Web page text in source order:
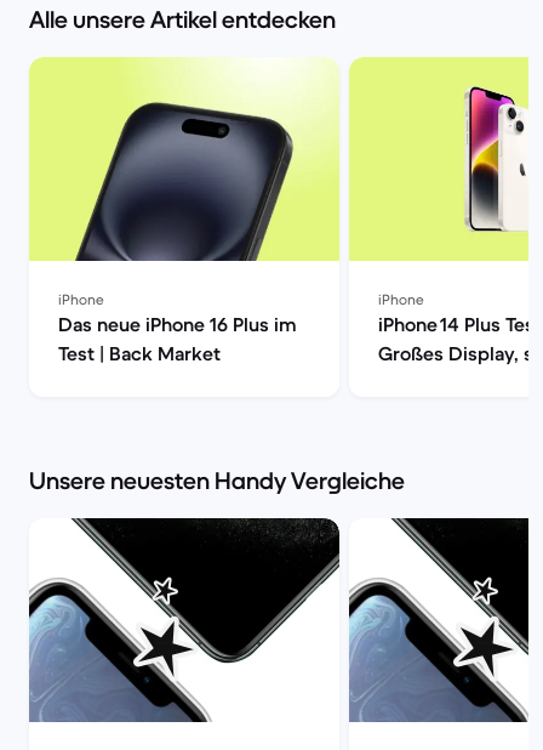
Alle unsere Artikel entdecken
iPhone
Das neue iPhone 16 Plus im
Test | Back Market
iPhone
iPhone 14 Plus
Großes Display,
Unsere neuesten Handy Vergleiche